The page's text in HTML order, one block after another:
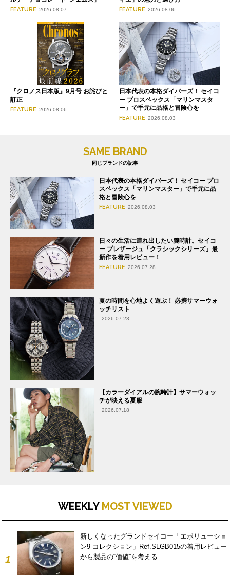
FEATURE 2026.08.07 FEATURE 2026.08.06
『クロノス日本版』9月号 お詫びと
訂正
FEATURE 2026.08.06
日本代表の本格ダイバーズ！ セイコ
ー プロスペックス「マリンマスタ
ー」で手元に品格と冒険心を
FEATURE 2026.08.03
SAME BRAND
同じブランドの記事
日本代表の本格ダイバーズ！ セイコー プロ
スペックス「マリンマスター」で手元に品
格と冒険心を
FEATURE 2026.08.03
日々の生活に連れ出したい腕時計。セイコ
ー プレザージュ「クラシックシリーズ」最
新作を着用レビュー！
FEATURE 2026.07.28
夏の時間を心地よく遊ぶ！ 必携サマーウォ
ッチリスト
2026.07.23
【カラーダイアルの腕時計】サマーウォッ
チが映える夏服
2026.07.18
WEEKLY MOST VIEWED
1
新しくなったグランドセイコー「エボリューショ
ン9 コレクション」Ref.SLGB015の着用レビュー
から製品の“価値”を考える